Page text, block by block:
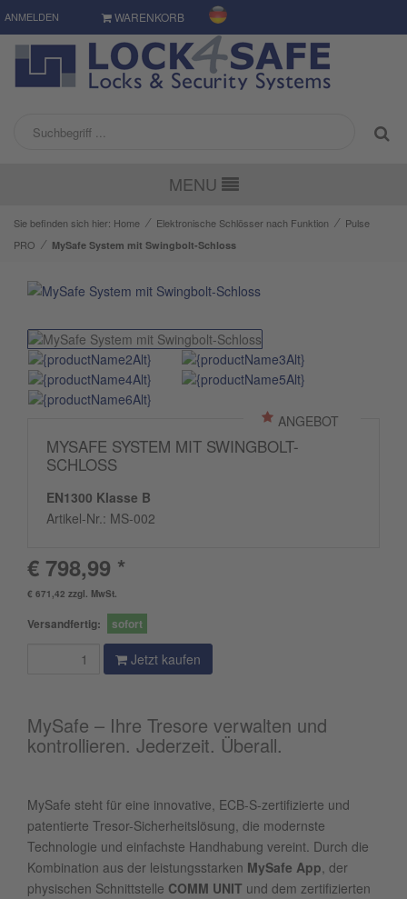
ANMELDEN WARENKORB
MENU
Sie befinden sich hier: Home ⁄ Elektronische Schlösser nach Funktion ⁄ Pulse
PRO ⁄ MySafe System mit Swingbolt-Schloss
ANGEBOT
MYSAFE SYSTEM MIT SWINGBOLT-
SCHLOSS
EN1300 Klasse B
Artikel-Nr.: MS-002
€ 798,99 *
€ 671,42 zzgl. MwSt.
Versandfertig: sofort
Jetzt kaufen
MySafe – Ihre Tresore verwalten und
kontrollieren. Jederzeit. Überall.
MySafe steht für eine innovative, ECB-S-zertifizierte und
patentierte Tresor-Sicherheitslösung, die modernste
Technologie und einfachste Handhabung vereint. Durch die
Kombination aus der leistungsstarken MySafe App, der
physischen Schnittstelle COMM UNIT und dem zertifizierten